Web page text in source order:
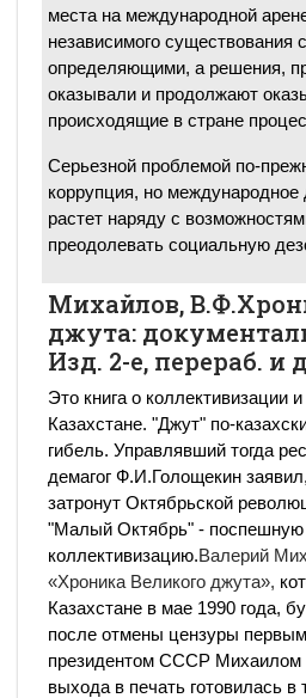
места на международной
независимого существования
определяющими, а решения,
оказывали и продолжают
происходящие в стране
Серьезной проблемой по-
коррупция, но международное
растет наряду с
преодолевать социальную
Михайлов,
джута:
Изд. 2-е, перераб. и
Это книга о коллективизации
Казахстане. "Джут" по-
гибель. Управлявший тогда
демагог Ф.И.Голощекин
затронут Октябрьской
"Малый Октябрь" - поспешную
коллективизацию.Валерий
«Хроника Великого джута»,
Казахстане в мае 1990 года,
после отмены цензуры
президентом СССР Михаилом
выхода в печать готовилась в